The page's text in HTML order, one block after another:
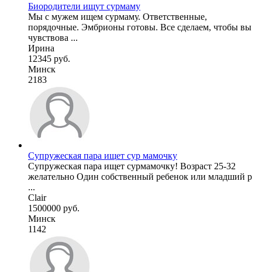
Биородители ищут сурмаму
Мы с мужем ищем сурмаму. Ответственные,
порядочные. Эмбрионы готовы. Все сделаем, чтобы вы
чувствова ...
Ирина
12345 руб.
Минск
2183
Супружеская пара ищет сур мамочку
Супружеская пара ищет сурмамочку! Возраст 25-32
желательно Один собственный ребенок или младший р
...
Clair
1500000 руб.
Минск
1142